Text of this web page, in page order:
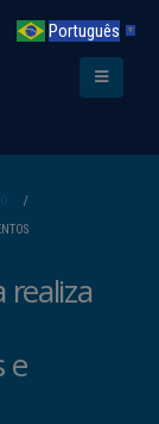
e
Português ▼